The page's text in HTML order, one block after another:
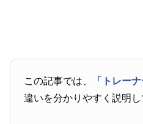
この記事では、 「トレーナ
違いを分かりやすく説明し